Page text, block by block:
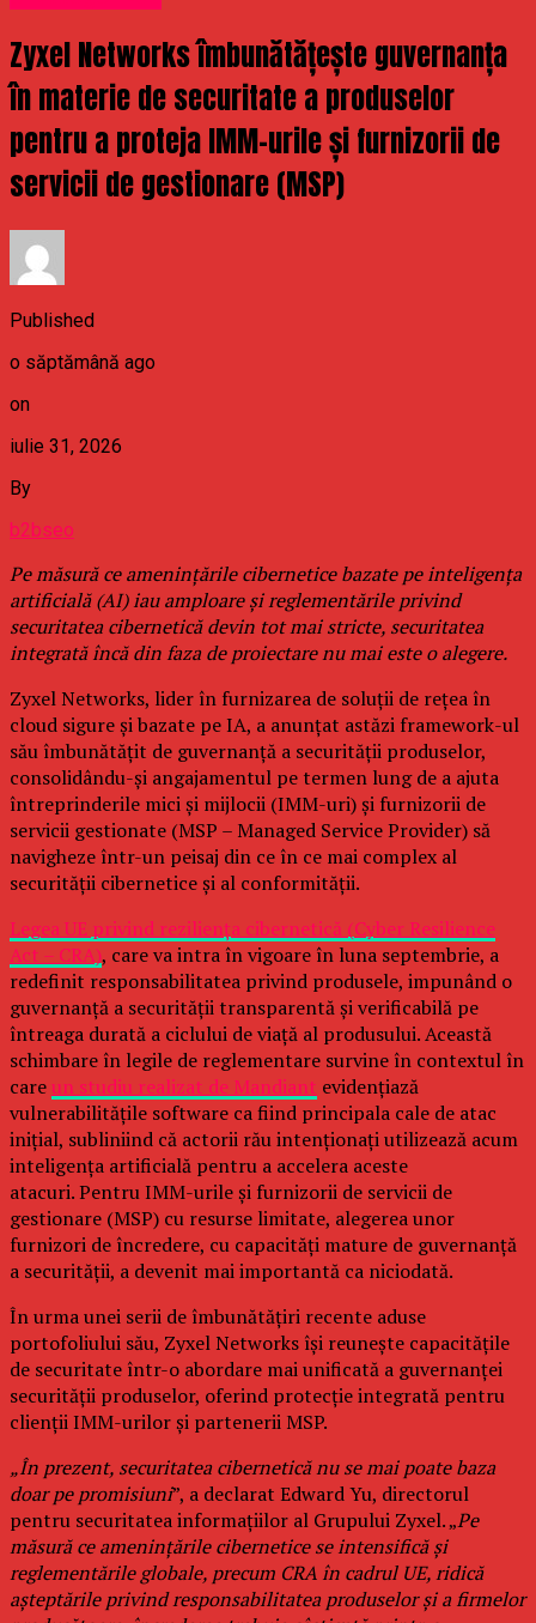
Zyxel Networks îmbunătățește guvernanța
în materie de securitate a produselor
pentru a proteja IMM-urile și furnizorii de
servicii de gestionare (MSP)
Published
o săptămână ago
on
iulie 31, 2026
By
b2bseo
Pe măsură ce amenințările cibernetice bazate pe inteligența
artificială (AI) iau amploare și reglementările privind
securitatea cibernetică devin tot mai stricte, securitatea
integrată încă din faza de proiectare nu mai este o alegere.
Zyxel Networks, lider în furnizarea de soluții de rețea în
cloud sigure și bazate pe IA, a anunțat astăzi framework-ul
său îmbunătățit de guvernanță a securității produselor,
consolidându-și angajamentul pe termen lung de a ajuta
întreprinderile mici și mijlocii (IMM-uri) și furnizorii de
servicii gestionate (MSP – Managed Service Provider) să
navigheze într-un peisaj din ce în ce mai complex al
securității cibernetice și al conformității.
Legea UE privind reziliența cibernetică (Cyber Resilience
Act – CRA), care va intra în vigoare în luna septembrie, a
redefinit responsabilitatea privind produsele, impunând o
guvernanță a securității transparentă și verificabilă pe
întreaga durată a ciclului de viață al produsului. Această
schimbare în legile de reglementare survine în contextul în
careun studiu realizat de Mandiant evidențiază
vulnerabilitățile software ca fiind principala cale de atac
inițial, subliniind că actorii rău intenționați utilizează acum
inteligența artificială pentru a accelera aceste
atacuri. Pentru IMM-urile și furnizorii de servicii de
gestionare (MSP) cu resurse limitate, alegerea unor
furnizori de încredere, cu capacități mature de guvernanță
a securității, a devenit mai importantă ca niciodată.
În urma unei serii de îmbunătățiri recente aduse
portofoliului său, Zyxel Networks își reunește capacitățile
de securitate într-o abordare mai unificată a guvernanței
securității produselor, oferind protecție integrată pentru
clienții IMM-urilor și partenerii MSP.
„În prezent, securitatea cibernetică nu se mai poate baza
doar pe promisiuni”, a declarat Edward Yu, directorul
pentru securitatea informațiilor al Grupului Zyxel. „Pe
măsură ce amenințările cibernetice se intensifică și
reglementările globale, precum CRA în cadrul UE, ridică
așteptările privind responsabilitatea produselor și a firmelor